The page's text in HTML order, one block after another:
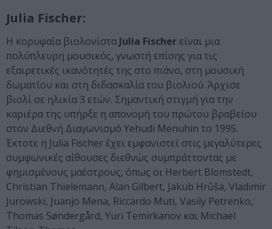
Julia Fischer:
Η κορυφαία βιολονίστα Julia Fischer είναι μια
πολύπλευρη μουσικός, γνωστή επίσης για τις
εξαιρετικές ικανότητές της στο πιάνο, στη μουσική
δωματίου και στη διδασκαλία του βιολιού. Άρχισε
βιολί σε ηλικία 3 ετών. Σημαντική στιγμή για την
καριέρα της υπήρξε η απονομή του πρώτου βραβείου
στον Διεθνή Διαγωνισμό Yehudi Menuhin το 1995.
Έκτοτε η Julia Fischer έχει εμφανιστεί στις μεγαλύτερες
συμφωνικές αίθουσες διεθνώς συμπράττοντας με
φημισμένους μαέστρους, όπως οι Herbert Blomstedt,
Christian Thielemann, Alan Gilbert, Jakub Hrůša, Vladimir
Jurowski, Juanjo Mena, Riccardo Muti, Vasily Petrenko,
Thomas Søndergård, Yuri Temirkanov και Michael